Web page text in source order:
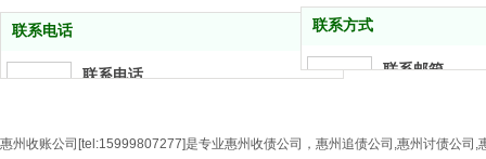
联系电话 更多
联系电话
联系方式
联系邮箱
联系地址
惠州收账公司[tel:15999807277]是专业惠州收债公司，惠州追债公司,惠州讨债公